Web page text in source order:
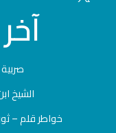
آخر
الشيخ
خواطر قلم –